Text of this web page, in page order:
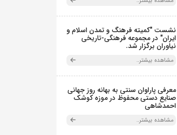
نشست "کمیته فرهنگ و تمدن اسلام و
ایران" در مجموعه فرهنگی‌-تاریخی
نیاوران برگزار شد.
مشاهده بیشتر..
معرفی پاراوان سنتی به بهانه روز جهانی
صنایع دستی محفوظ در موزه کوشک
احمدشاهی
مشاهده بیشتر..